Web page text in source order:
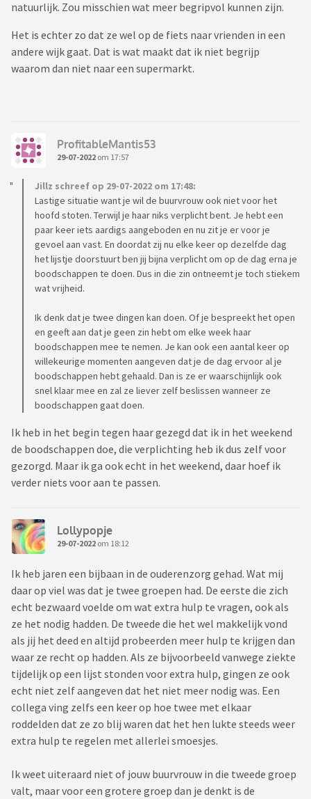
natuurlijk. Zou misschien wat meer begripvol kunnen zijn.
Het is echter zo dat ze wel op de fiets naar vrienden in een
andere wijk gaat. Dat is wat maakt dat ik niet begrijp
waarom dan niet naar een supermarkt.
ProfitableMantis53
29-07-2022 om 17:57
Jillz schreef op 29-07-2022 om 17:48:
Lastige situatie want je wil de buurvrouw ook niet voor het
hoofd stoten. Terwijl je haar niks verplicht bent. Je hebt een
paar keer iets aardigs aangeboden en nu zit je er voor je
gevoel aan vast. En doordat zij nu elke keer op dezelfde dag
het lijstje doorstuurt ben jij bijna verplicht om op de dag erna je
boodschappen te doen. Dus in die zin ontneemt je toch stiekem
wat vrijheid.
Ik denk dat je twee dingen kan doen. Of je bespreekt het open
en geeft aan dat je geen zin hebt om elke week haar
boodschappen mee te nemen. Je kan ook een aantal keer op
willekeurige momenten aangeven dat je de dag ervoor al je
boodschappen hebt gehaald. Dan is ze er waarschijnlijk ook
snel klaar mee en zal ze liever zelf beslissen wanneer ze
boodschappen gaat doen.
Ik heb in het begin tegen haar gezegd dat ik in het weekend
de boodschappen doe, die verplichting heb ik dus zelf voor
gezorgd. Maar ik ga ook echt in het weekend, daar hoef ik
verder niets voor aan te passen.
Lollypopje
29-07-2022 om 18:12
Ik heb jaren een bijbaan in de ouderenzorg gehad. Wat mij
daar op viel was dat je twee groepen had. De eerste die zich
echt bezwaard voelde om wat extra hulp te vragen, ook als
ze het nodig hadden. De tweede die het wel makkelijk vond
als jij het deed en altijd probeerden meer hulp te krijgen dan
waar ze recht op hadden. Als ze bijvoorbeeld vanwege ziekte
tijdelijk op een lijst stonden voor extra hulp, gingen ze ook
echt niet zelf aangeven dat het niet meer nodig was. Een
collega ving zelfs een keer op hoe twee met elkaar
roddelden dat ze zo blij waren dat het hen lukte steeds weer
extra hulp te regelen met allerlei smoesjes.
Ik weet uiteraard niet of jouw buurvrouw in die tweede groep
valt, maar voor een grotere groep dan je denkt is de